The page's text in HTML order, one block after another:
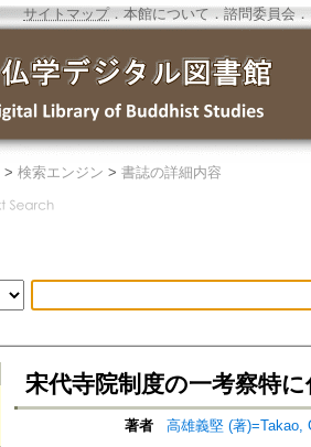
サイトマップ．本館について ． 諮問委員会 ．
> 検索エンジン > 書誌の詳細内容
宋代寺院制度の一考察特
著者
高雄義堅 (著)=Takao,